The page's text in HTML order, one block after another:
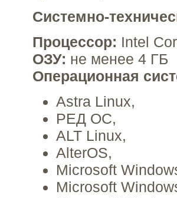
Системно-
Процессор: Intel
ОЗУ: не менее 4 ГБ
Операционная
Astra Linux,
РЕД ОС,
ALT Linux,
AlterOS,
Microsoft
Microsoft